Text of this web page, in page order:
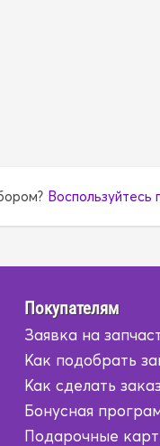
Воспользуйтесь
Покупателям
Заявка на
Как подобрать
Как сделать заказ
Бонусная
Подарочные